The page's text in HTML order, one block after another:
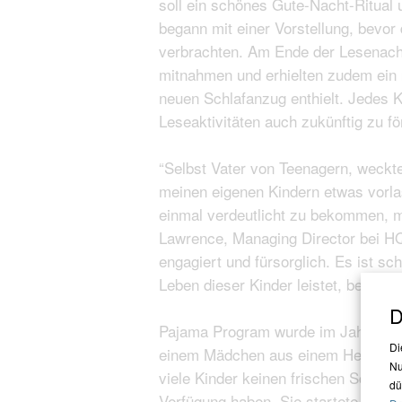
begann mit einer Vorstellung,
verbrachten. Am Ende der
mitnahmen und erhielten zudem
neuen Schlafanzug enthielt. Jedes
Leseaktivitäten auch zukünftig zu
“Selbst Vater von Teenagern,
meinen eigenen Kindern etwas
einmal verdeutlicht zu bekommen,
Lawrence, Managing Director bei
engagiert und fürsorglich. Es ist
Leben dieser Kinder leistet,
Pajama Program wurde im Jahr
einem Mädchen aus einem Heim
viele Kinder keinen frischen